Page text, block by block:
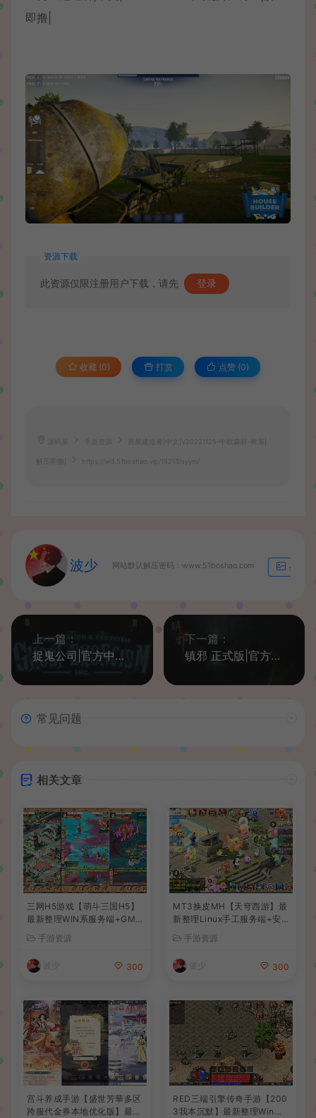
资源下载
此资源仅限注册用户下载，请先 登录
收藏 (0) 打赏 点赞 (0)
手游资源 房屋建造者|中文|V20221125-中欧森林-树屋|
解压即撸| https://wd.51boshao.vip/15213/syym/
波少 网站默认解压密码：www.51boshao.com 生成海
上一篇：
捉鬼公司|官方中文|BUILD 1554R|解压即撸|
下一篇：
镇邪 正式版|官方中文|Build.10001515-36|解压即撸|
常见问题
相关文章
三网H5游戏【萌斗三国H5】
最新整理WIN系服务端+GM
手游资源
波少 300
MT3换皮MH【天穹西游】最
新整理Linux手工服务端+安
建教程+全套源码+视频教程
手游资源
波少 300
宫斗养成手游【盛世芳華多区
跨服代金券本地优化版】最新
RED三端引擎传奇手游【200
3我本沉默】最新整理Win系